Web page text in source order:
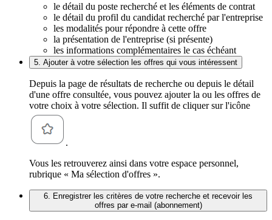
le détail du poste recherché et les éléments de contrat
le détail du profil du candidat recherché par l'entreprise
les modalités pour répondre à cette offre
la présentation de l'entreprise (si présente)
les informations complémentaires le cas échéant
5. Ajouter à votre sélection les offres qui vous intéressent
Depuis la page de résultats de recherche ou depuis le détail
d'une offre consultée, vous pouvez ajouter la ou les offres de
votre choix à votre sélection. Il suffit de cliquer sur l'icône
.
Vous les retrouverez ainsi dans votre espace personnel,
rubrique « Ma sélection d'offres ».
6. Enregistrer les critères de votre recherche et recevoir les
offres par e-mail (abonnement)